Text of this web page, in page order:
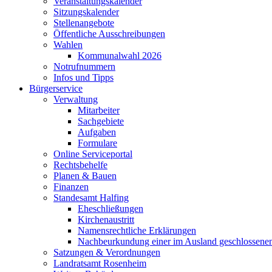
Sitzungskalender
Stellenangebote
Öffentliche Ausschreibungen
Wahlen
Kommunalwahl 2026
Notrufnummern
Infos und Tipps
Bürgerservice
Verwaltung
Mitarbeiter
Sachgebiete
Aufgaben
Formulare
Online Serviceportal
Rechtsbehelfe
Planen & Bauen
Finanzen
Standesamt Halfing
Eheschließungen
Kirchenaustritt
Namensrechtliche Erklärungen
Nachbeurkundung einer im Ausland
Satzungen & Verordnungen
Landratsamt Rosenheim